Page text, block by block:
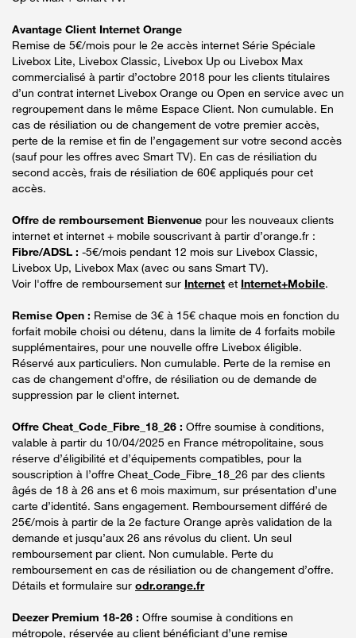
Avantage Client Internet Orange
Remise de 5€/mois pour le 2e accès internet Série Spéciale
Livebox Lite, Livebox Classic, Livebox Up ou Livebox Max
commercialisé à partir d’octobre 2018 pour les clients titulaires
d’un contrat internet Livebox Orange ou Open en service avec un
regroupement dans le même Espace Client. Non cumulable. En
cas de résiliation ou de changement de votre premier accès,
perte de la remise et fin de l’engagement sur votre second accès
(sauf pour les offres avec Smart TV). En cas de résiliation du
second accès, frais de résiliation de 60€ appliqués pour cet
accès.
Offre de remboursement Bienvenue pour les nouveaux clients
internet et internet + mobile souscrivant à partir d’orange.fr :
Fibre/ADSL : -5€/mois pendant 12 mois sur Livebox Classic,
Livebox Up, Livebox Max (avec ou sans Smart TV).
Voir l'offre de remboursement sur Internet et Internet+Mobile.
Remise Open : Remise de 3€ à 15€ chaque mois en fonction du
forfait mobile choisi ou détenu, dans la limite de 4 forfaits mobile
supplémentaires, pour une nouvelle offre Livebox éligible.
Réservé aux particuliers. Non cumulable. Perte de la remise en
cas de changement d'offre, de résiliation ou de demande de
suppression par le client internet.
Offre Cheat_Code_Fibre_18_26 : Offre soumise à conditions,
valable à partir du 10/04/2025 en France métropolitaine, sous
réserve d’éligibilité et d’équipements compatibles, pour la
souscription à l’offre Cheat_Code_Fibre_18_26 par des clients
âgés de 18 à 26 ans et 6 mois maximum, sur présentation d’une
carte d’identité. Sans engagement. Remboursement différé de
25€/mois à partir de la 2e facture Orange après validation de la
demande et jusqu’aux 26 ans révolus du client. Un seul
remboursement par client. Non cumulable. Perte du
remboursement en cas de résiliation ou de changement d’offre.
Détails et formulaire sur odr.orange.fr
Deezer Premium 18-26 : Offre soumise à conditions en
métropole, réservée au client bénéficiant d’une remise